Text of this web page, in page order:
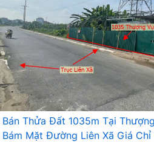
Bán Thửa Đất 1035m Tại
Bám Mặt Đường Liên Xã Giá Chỉ